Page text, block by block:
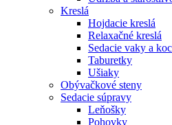
Kreslá
Hojdacie kreslá
Relaxačné kreslá
Sedacie vaky a
Taburetky
Ušiaky
Obývačkové steny
Sedacie súpravy
Leňošky
Pohovky